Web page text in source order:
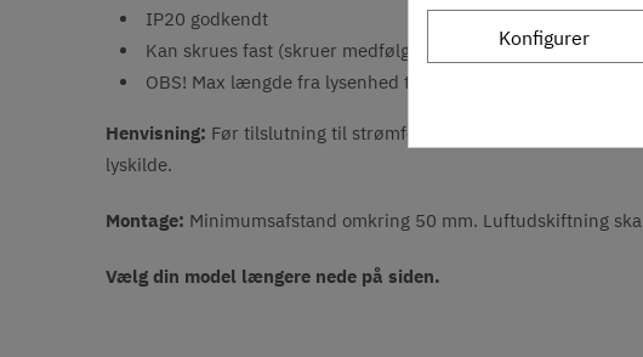
IP20 godkendt
Kan skrues fast (skruer medfølger ikke)
OBS! Max længde fra lysenhed til Loox5 netdel = 10 meter!
Henvisning: Før tilslutning til strømforsyningsnettet skal alle
lyskilde.
Montage: Minimumsafstand omkring 50 mm. Luftudskiftning
Vælg din model længere nede på siden.
Konfigurer